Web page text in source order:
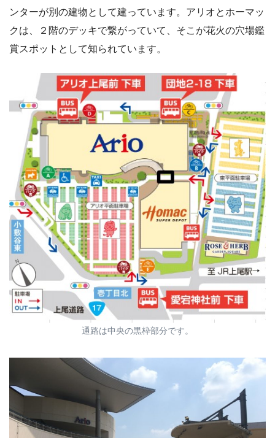
ンターが別の建物として建っています。アリオとホーマッ
クは、２階のデッキで繋がっていて、そこが花火の穴場鑑
賞スポットとして知られています。
通路は中央の黒枠部分です。